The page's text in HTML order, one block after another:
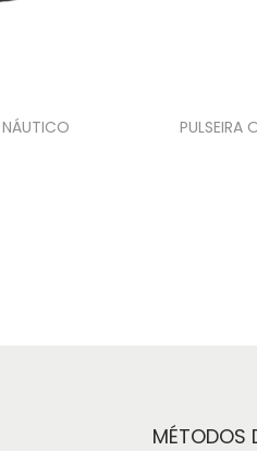
NÁUTICO
PULSEIRA
MÉTODOS